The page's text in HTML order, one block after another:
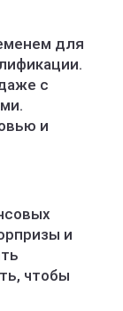
для
с
и
и
чтобы